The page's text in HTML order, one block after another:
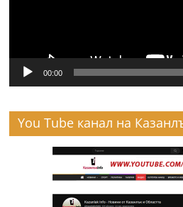
00:00
You Tube канал на